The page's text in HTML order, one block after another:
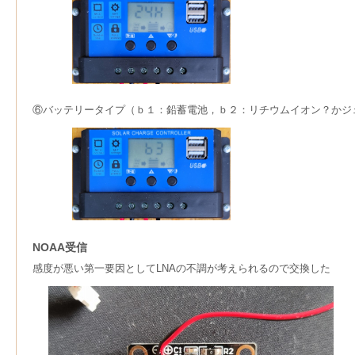
⑥バッテリータイプ（ｂ１：鉛蓄電池，ｂ２：リチウムイオン？かジ
NOAA受信
感度が悪い第一要因としてLNAの不調が考えられるので交換した